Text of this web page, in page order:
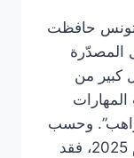
تونس حافظت
المصدّرة
كبير من
وحسب
بيانات وزارة الداخلية الفرنسية للعام 2025، فقد